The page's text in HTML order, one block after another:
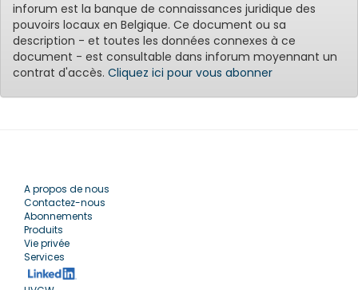
inforum est la banque de connaissances juridique des
pouvoirs locaux en Belgique. Ce document ou sa
description - et toutes les données connexes à ce
document - est consultable dans inforum moyennant un
contrat d'accès. Cliquez ici pour vous abonner
A propos de nous
Contactez-nous
Abonnements
Produits
Vie privée
Services